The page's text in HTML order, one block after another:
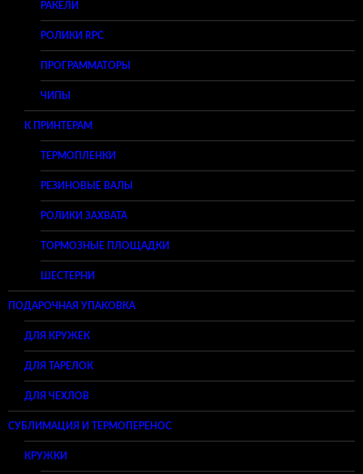
РАКЕЛИ
РОЛИКИ RPC
ПРОГРАММАТОРЫ
ЧИПЫ
К ПРИНТЕРАМ
ТЕРМОПЛЕНКИ
РЕЗИНОВЫЕ ВАЛЫ
РОЛИКИ ЗАХВАТА
ТОРМОЗНЫЕ ПЛОЩАДКИ
ШЕСТЕРНИ
ПОДАРОЧНАЯ УПАКОВКА
ДЛЯ КРУЖЕК
ДЛЯ ТАРЕЛОК
ДЛЯ ЧЕХЛОВ
СУБЛИМАЦИЯ И ТЕРМОПЕРЕНОС
КРУЖКИ